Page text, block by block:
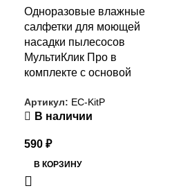
Одноразовые влажные
салфетки для моющей
насадки пылесосов
МультиКлик Про в
комплекте с основой
Артикул: EC-KitP
В наличии
590 ₽
В КОРЗИНУ